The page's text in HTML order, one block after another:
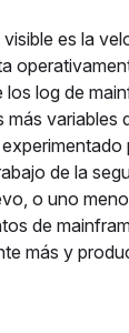
es la
log de
más variables
de la
o uno
de
más y